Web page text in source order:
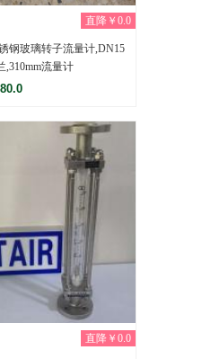
直降￥0.0
钢玻璃转子流量计,DN15
,310mm流量计
直降￥0.0